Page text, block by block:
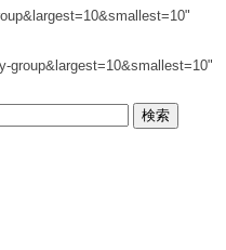
group&largest=10&smallest=10"